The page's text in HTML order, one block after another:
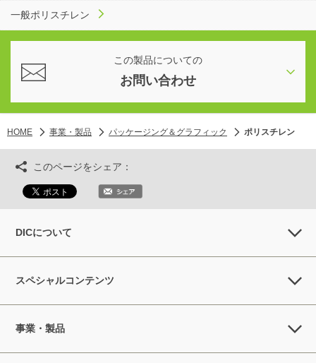
一般ポリスチレン
この製品についての
お問い合わせ
HOME 事業・製品 パッケージング＆グラフィック ポリスチレン
このページをシェア：
DICについて
スペシャルコンテンツ
事業・製品